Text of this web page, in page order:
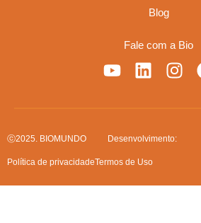
Blog
Fale com a Bio
ⓒ2025. BIOMUNDO Desenvolvimento:
Política de privacidadeTermos de Uso